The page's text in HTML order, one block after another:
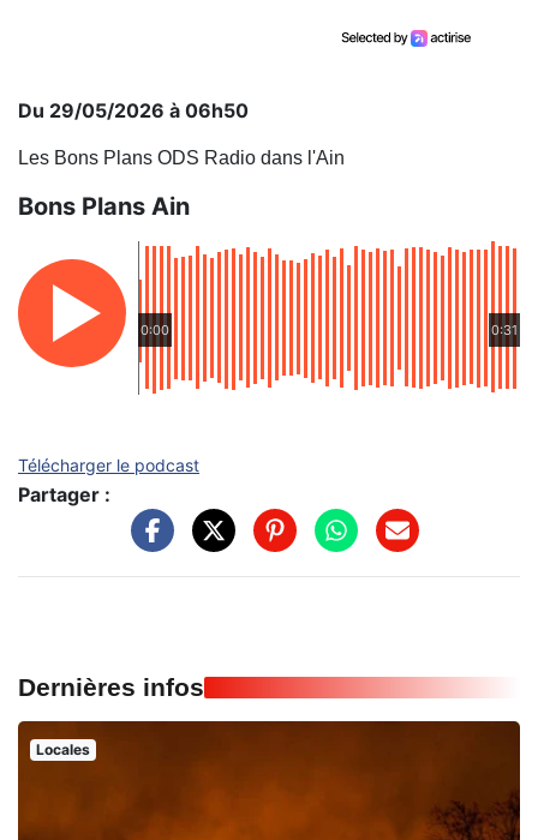
Du 29/05/2026 à 06h50
Les Bons Plans ODS Radio dans l'Ain
Bons Plans Ain
0:00 0:31
Télécharger le podcast
Partager :
Dernières infos
Locales